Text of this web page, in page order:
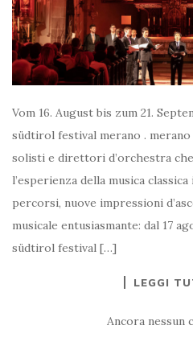
Vom 16. August bis zum 21.
südtirol festival merano .
solisti e direttori d’orchestra
l’esperienza della musica
percorsi, nuove impressioni
musicale entusiasmante: dal 17
südtirol festival […]
LEGGI
Ancora nessun